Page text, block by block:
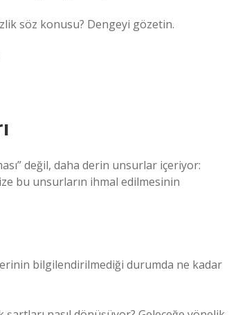
söz konusu? Dengeyi gözetin.
değil, daha derin unsurlar içeriyor:
bu unsurların ihmal edilmesinin
bilgilendirilmediği durumda ne kadar